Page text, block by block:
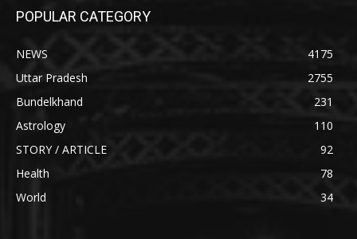
POPULAR CATEGORY
NEWS
4175
Uttar Pradesh
2755
Bundelkhand
231
Astrology
110
STORY / ARTICLE
92
Health
78
World
34